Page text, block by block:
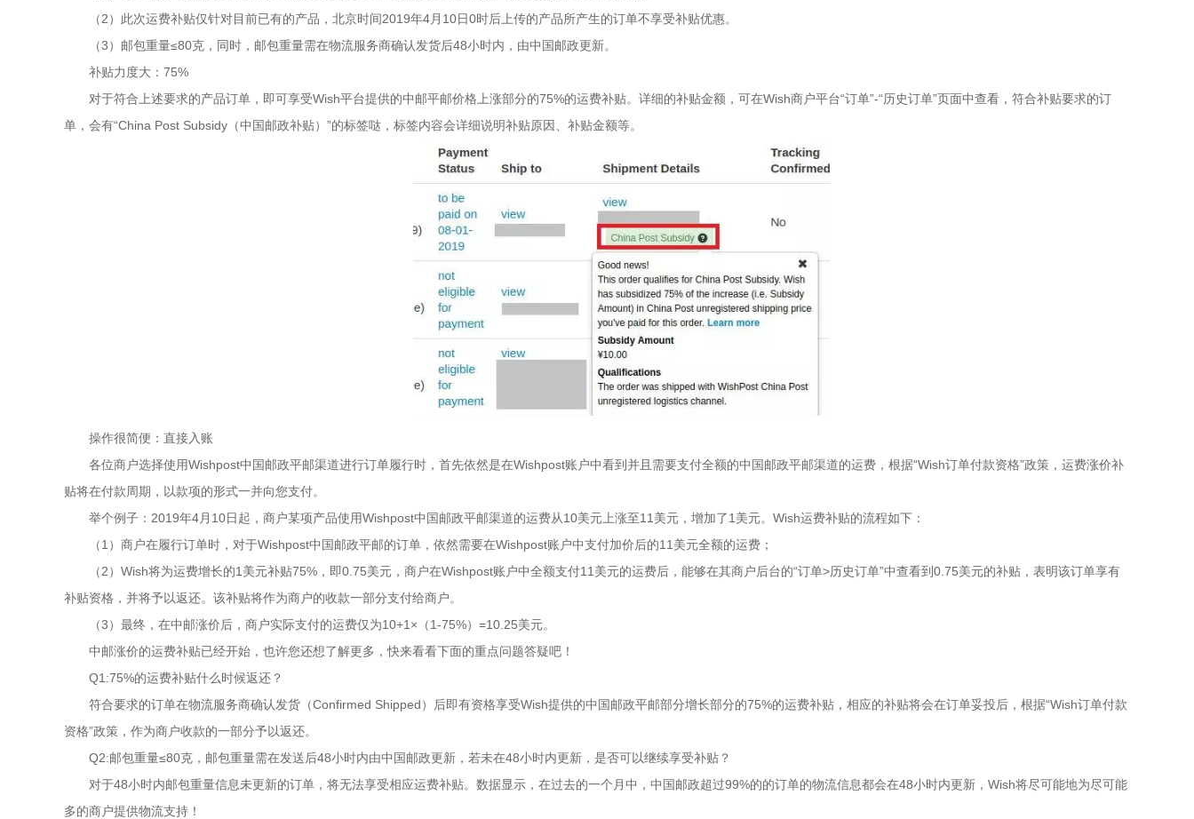
（2）此次运费补贴仅针对目前已有的产品，北京时间2019年4月10日0时后上传的产品所产生的订单不享受补贴优惠。
（3）邮包重量≤80克，同时，邮包重量需在物流服务商确认发货后48小时内，由中国邮政更新。
补贴力度大：75%
对于符合上述要求的产品订单，即可享受Wish平台提供的中邮平邮价格上涨部分的75%的运费补贴。详细的补贴金额，可在Wish商户平台“订单”-“历史订单”页面中查看，符合补贴要求的订
单，会有“China Post Subsidy（中国邮政补贴）”的标签哒，标签内容会详细说明补贴原因、补贴金额等。
操作很简便：直接入账
各位商户选择使用Wishpost中国邮政平邮渠道进行订单履行时，首先依然是在Wishpost账户中看到并且需要支付全额的中国邮政平邮渠道的运费，根据“Wish订单付款资格”政策，运费涨价补
贴将在付款周期，以款项的形式一并向您支付。
举个例子：2019年4月10日起，商户某项产品使用Wishpost中国邮政平邮渠道的运费从10美元上涨至11美元，增加了1美元。Wish运费补贴的流程如下：
（1）商户在履行订单时，对于Wishpost中国邮政平邮的订单，依然需要在Wishpost账户中支付加价后的11美元全额的运费；
（2）Wish将为运费增长的1美元补贴75%，即0.75美元，商户在Wishpost账户中全额支付11美元的运费后，能够在其商户后台的“订单>历史订单”中查看到0.75美元的补贴，表明该订单享有
补贴资格，并将予以返还。该补贴将作为商户的收款一部分支付给商户。
（3）最终，在中邮涨价后，商户实际支付的运费仅为10+1×（1-75%）=10.25美元。
中邮涨价的运费补贴已经开始，也许您还想了解更多，快来看看下面的重点问题答疑吧！
Q1:75%的运费补贴什么时候返还？
符合要求的订单在物流服务商确认发货（Confirmed Shipped）后即有资格享受Wish提供的中国邮政平邮部分增长部分的75%的运费补贴，相应的补贴将会在订单妥投后，根据“Wish订单付款
资格”政策，作为商户收款的一部分予以返还。
Q2:邮包重量≤80克，邮包重量需在发送后48小时内由中国邮政更新，若未在48小时内更新，是否可以继续享受补贴？
对于48小时内邮包重量信息未更新的订单，将无法享受相应运费补贴。数据显示，在过去的一个月中，中国邮政超过99%的的订单的物流信息都会在48小时内更新，Wish将尽可能地为尽可能
多的商户提供物流支持！